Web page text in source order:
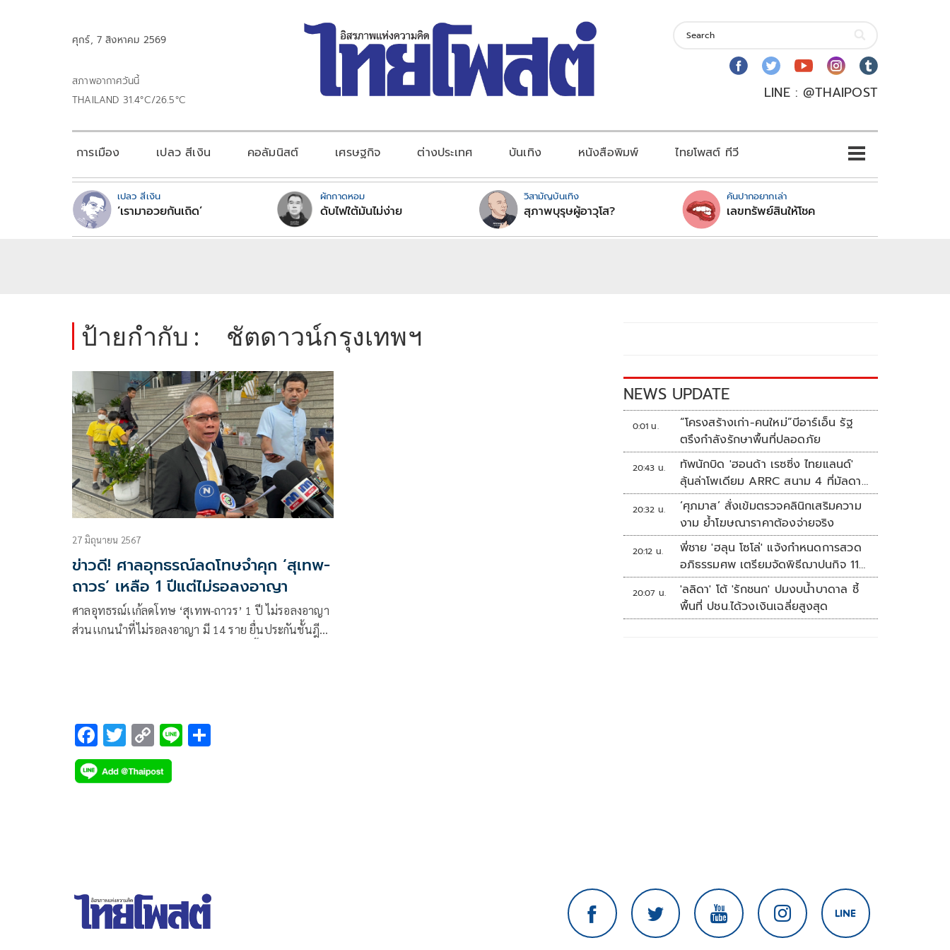
ศุกร์, 7 สิงหาคม 2569
สภาพอากาศวันนี้
THAILAND 31.4°C/26.5°C
LINE : @THAIPOST
การเมือง เปลว สีเงิน คอลัมนิสต์ เศรษฐกิจ ต่างประเทศ บันเทิง หนังสือพิมพ์ ไทยโพสต์ ทีวี
เปลว สีเงิน
‘เรามาอวยกันเถิด’
ผักกาดหอม
ดับไฟใต้มันไม่ง่าย
วิสามัญบันเทิง
สุภาพบุรุษผู้อาวุโส?
คันปากอยากเล่า
เลขทรัพย์สินให้โชค
ป้ายกำกับ : ชัตดาวน์กรุงเทพฯ
27 มิถุนายน 2567
ข่าวดี! ศาลอุทธรณ์ลดโทษจำคุก ‘สุเทพ-
ถาวร’ เหลือ 1 ปีแต่ไม่รอลงอาญา
ศาลอุทธรณ์เเก้ลดโทษ ‘สุเทพ-ถาวร’ 1 ปี ไม่รอลงอาญา
ส่วนเเกนนำที่ไม่รอลงอาญา มี 14 ราย ยื่นประกันชั้นฎีกา
F
ac
e
T
wi
tt
C
o
p
Li
NEWS UPDATE
0:01 น.
“โครงสร้างเก่า-คนใหม่”บีอาร์เอ็น รัฐ
ตรึงกำลังรักษาพื้นที่ปลอดภัย
20:43 น.
ทัพนักบิด 'ฮอนด้า เรซซิ่ง ไทยแลนด์'
ลุ้นล่าโพเดียม ARRC สนาม 4 ที่มัลดาลิ
กา
20:32 น.
‘ศุภมาส’ สั่งเข้มตรวจคลินิกเสริมความ
งาม ย้ำโฆษณาราคาต้องจ่ายจริง
20:12 น.
พี่ชาย 'ฮลุน โซโล่' แจ้งกำหนดการสวด
อภิธรรมศพ เตรียมจัดพิธีฌาปนกิจ 11
ส.ค.
20:07 น.
'ลลิดา' โต้ 'รักชนก' ปมงบน้ำบาดาล ชี้
พื้นที่ ปชน.ได้วงเงินเฉลี่ยสูงสุด